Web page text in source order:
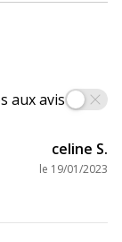
aux avis
celine S.
le 19/01/2023